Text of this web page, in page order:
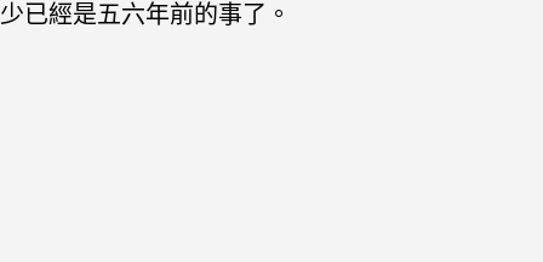
少已經是五六年前的事了。